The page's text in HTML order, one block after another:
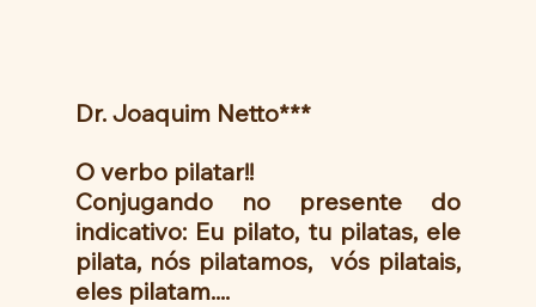
Dr. Joaquim Netto***
O verbo pilatar!!
Conjugando no presente do
indicativo: Eu pilato, tu pilatas, ele
pilata, nós pilatamos,  vós pilatais,
eles pilatam....